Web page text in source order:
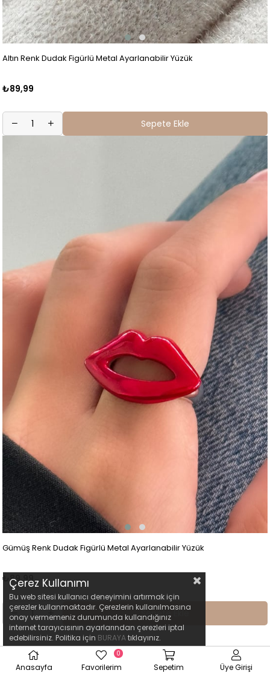
Altın Renk Dudak Figürlü Metal Ayarlanabilir Yüzük
₺89,99
Sepete Ekle
Gümüş Renk Dudak Figürlü Metal Ayarlanabilir Yüzük
₺89,99
Sepete Ekle
Çerez Kullanımı
Bu web sitesi kullanıcı deneyimini artırmak için
çerezler kullanmaktadır. Çerezlerin kullanılmasına
onay vermemeniz durumunda kullandığınız
internet tarayıcısının ayarlarından çerezleri iptal
edebilirsiniz. Politika için BURAYAtıklayınız.
Anasayfa Favorilerim
0
Sepetim Üye Girişi